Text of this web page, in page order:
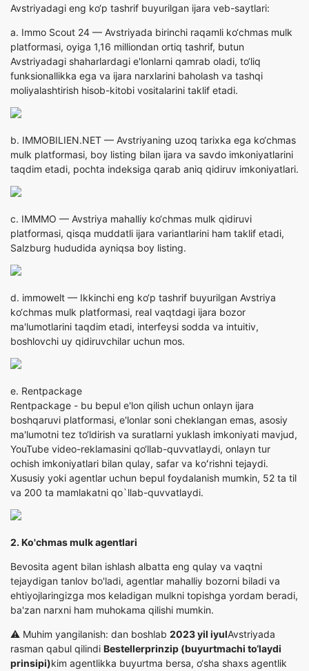
Avstriyadagi eng ko‘p tashrif buyurilgan ijara veb-saytlari:
a. Immo Scout 24 — Avstriyada birinchi raqamli ko‘chmas mulk
platformasi, oyiga 1,16 milliondan ortiq tashrif, butun
Avstriyadagi shaharlardagi e'lonlarni qamrab oladi, to‘liq
funksionallikka ega va ijara narxlarini baholash va tashqi
moliyalashtirish hisob-kitobi vositalarini taklif etadi.
b. IMMOBILIEN.NET — Avstriyaning uzoq tariхka ega ko‘chmas
mulk platformasi, boy listing bilan ijara va savdo imkoniyatlarini
taqdim etadi, pochta indeksiga qarab aniq qidiruv imkoniyatlari.
c. IMMMO — Avstriya mahalliy ko‘chmas mulk qidiruvi
platformasi, qisqa muddatli ijara variantlarini ham taklif etadi,
Salzburg hududida ayniqsa boy listing.
d. immowelt — Ikkinchi eng ko‘p tashrif buyurilgan Avstriya
ko‘chmas mulk platformasi, real vaqtdagi ijara bozor
ma'lumotlarini taqdim etadi, interfeysi sodda va intuitiv,
boshlovchi uy qidiruvchilar uchun mos.
e. Rentpackage
Rentpackage - bu bepul e'lon qilish uchun onlayn ijara
boshqaruvi platformasi, e'lonlar soni cheklangan emas, asosiy
ma'lumotni tez to‘ldirish va suratlarni yuklash imkoniyati mavjud,
YouTube video-reklamasini qo‘llab-quvvatlaydi, onlayn tur
ochish imkoniyatlari bilan qulay, safar va koʻrishni tejaydi.
Xususiy yoki agentlar uchun bepul foydalanish mumkin, 52 ta til
va 200 ta mamlakatni qo`llab-quvvatlaydi.
2. Ko'chmas mulk agentlari
Bevosita agent bilan ishlash albatta eng qulay va vaqtni
tejaydigan tanlov bo'ladi, agentlar mahalliy bozorni biladi va
ehtiyojlaringizga mos keladigan mulkni topishga yordam beradi,
ba'zan narxni ham muhokama qilishi mumkin.
⚠️ Muhim yangilanish: dan boshlab 2023 yil iyulAvstriyada
rasman qabul qilindi Bestellerprinzip (buyurtmachi to‘laydi
prinsipi)kim agentlikka buyurtma bersa, o‘sha shaxs agentlik